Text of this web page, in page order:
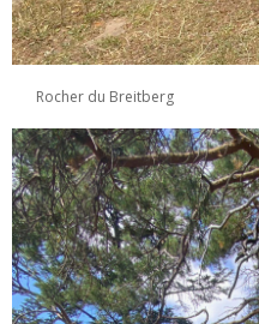
Rocher du Breitberg